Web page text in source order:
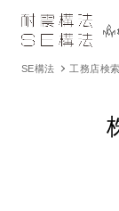
SE構法 工務店検索